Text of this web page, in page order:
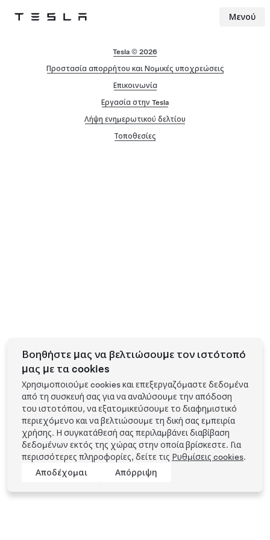
Tesla Μενού
Tesla © 2026
Προστασία απορρήτου και Νομικές υποχρεώσεις
Επικοινωνία
Εργασία στην Tesla
Λήψη ενημερωτικού δελτίου
Τοποθεσίες
Βοηθήστε μας να βελτιώσουμε τον ιστότοπό
μας με τα cookies
Χρησιμοποιούμε cookies και επεξεργαζόμαστε δεδομένα
από τη συσκευή σας για να αναλύσουμε την απόδοση
του ιστοτόπου, να εξατομικεύσουμε το διαφημιστικό
περιεχόμενο και να βελτιώσουμε τη δική σας εμπειρία
χρήσης. Η συγκατάθεσή σας περιλαμβάνει διαβίβαση
δεδομένων εκτός της χώρας στην οποία βρίσκεστε. Για
περισσότερες πληροφορίες, δείτε τις Ρυθμίσεις cookies.
Αποδέχομαι
Απόρριψη